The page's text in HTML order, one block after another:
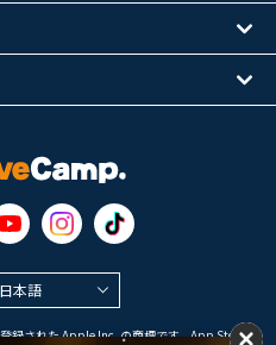
日本語
録された Apple Inc. の商標です。App Store は